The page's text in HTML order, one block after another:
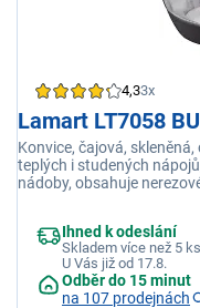
4,33x
Lamart LT7058
Konvice, čajová,
teplých i studených
nádoby, obsahuje
Ihned k odeslání
Skladem více než 5
U Vás již od 17.8.
Odběr do 15 minut
na 107 prodejnách